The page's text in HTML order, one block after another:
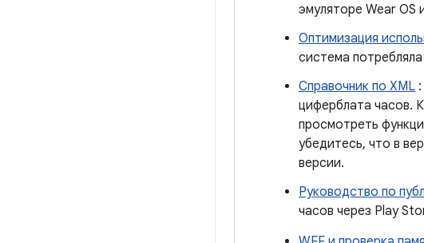
эмуляторе Wear OS
Оптимизация
система
Справочник по XML
циферблата часов.
просмотреть
убедитесь, что в
версии.
Руководство по
часов через Play